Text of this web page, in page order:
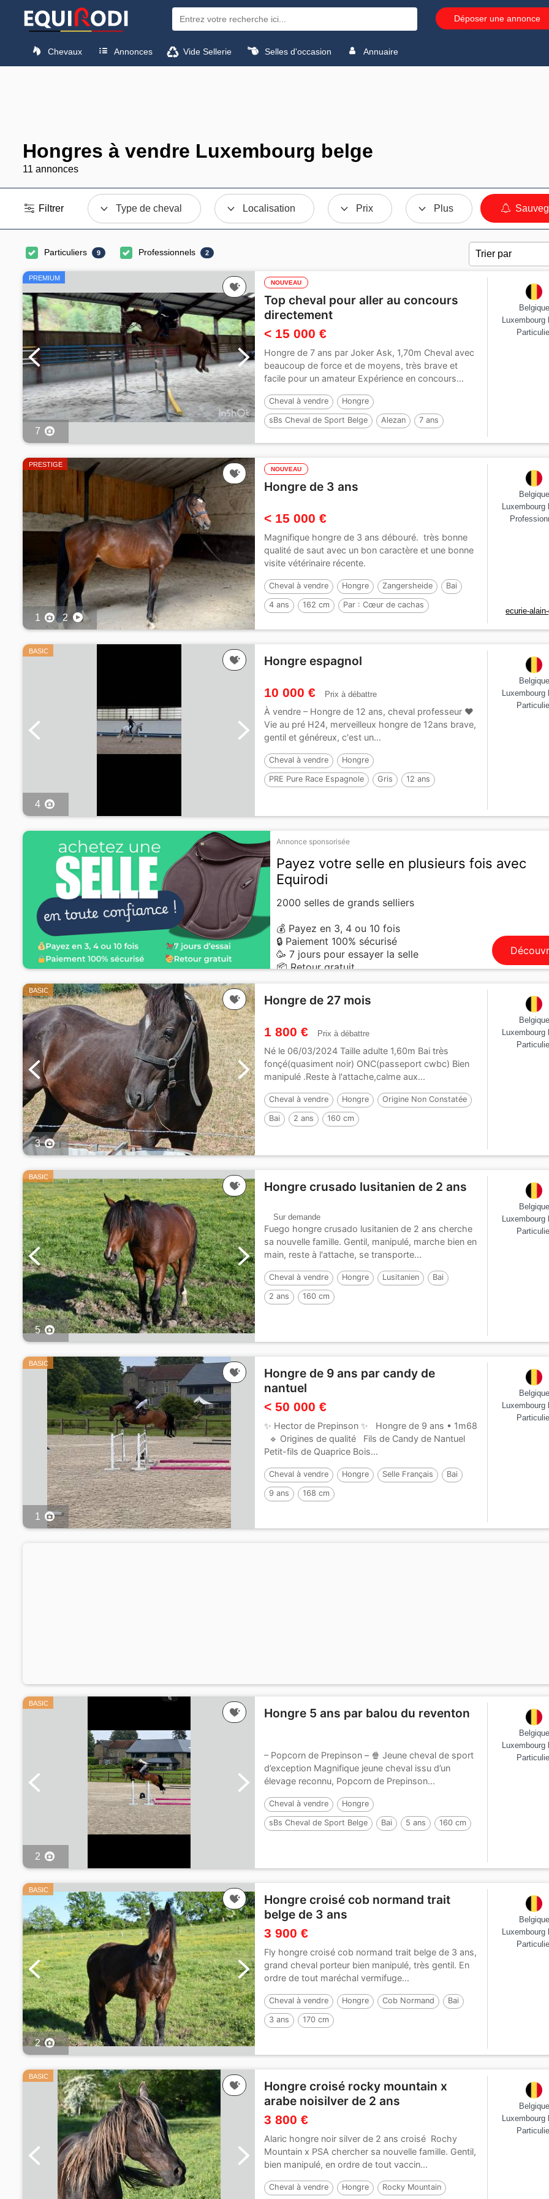
Déposer une annonce
Chevaux Annonces Vide Sellerie Selles d'occasion Annuaire
Hongres à vendre Luxembourg belge
11 annonces
Filtrer Type de cheval Localisation Prix Plus
Particuliers 9 Professionnels 2
PREMIUM
7
NOUVEAU
Top cheval pour aller au concours
directement
< 15 000 €
Hongre de 7 ans par Joker Ask, 1,70m Cheval avec
beaucoup de force et de moyens, très brave et
facile pour un amateur Expérience en concours...
Cheval à vendre Hongre
sBs Cheval de Sport Belge Alezan 7 ans
Belgique
Luxembourg
PRESTIGE
1 2
NOUVEAU
Hongre de 3 ans
< 15 000 €
Magnifique hongre de 3 ans débouré. très bonne
qualité de saut avec un bon caractère et une bonne
visite vétérinaire récente.
Cheval à vendre Hongre Zangersheide Bai
4 ans 162 cm Par :Cœur de cachas
Belgique
Luxembourg
ecurie-
BASIC
4
Hongre espagnol
10 000 € Prix à débattre
À vendre – Hongre de 12 ans, cheval professeur ❤️
Vie au pré H24, merveilleux hongre de 12ans brave,
gentil et généreux, c'est un...
Cheval à vendre Hongre
PRE Pure Race Espagnole Gris 12 ans
Belgique
Luxembourg
Annonce sponsorisée
Payez votre selle en plusieurs fois avec
Equirodi
2000 selles de grands selliers
💰 Payez en 3, 4 ou 10 fois
🔒 Paiement 100% sécurisé
🥳 7 jours pour essayer la selle
📦 Retour gratuit
BASIC
3
Hongre de 27 mois
1 800 € Prix à débattre
Né le 06/03/2024 Taille adulte 1,60m Bai très
fonçé(quasiment noir) ONC(passeport cwbc) Bien
manipulé .Reste à l'attache,calme aux...
Cheval à vendre Hongre Origine Non Constatée
Bai 2 ans 160 cm
Belgique
Luxembourg
BASIC
5
Hongre crusado lusitanien de 2 ans
Sur demande
Fuego hongre crusado lusitanien de 2 ans cherche
sa nouvelle famille. Gentil, manipulé, marche bien en
main, reste à l'attache, se transporte...
Cheval à vendre Hongre Lusitanien Bai
2 ans 160 cm
Belgique
Luxembourg
BASIC
1
Hongre de 9 ans par candy de
nantuel
< 50 000 €
✨ Hector de Prepinson ✨ Hongre de 9 ans • 1m68
🔹 Origines de qualité Fils de Candy de Nantuel
Petit-fils de Quaprice Bois...
Cheval à vendre Hongre Selle Français Bai
9 ans 168 cm
Belgique
Luxembourg
BASIC
2
Hongre 5 ans par balou du reventon
– Popcorn de Prepinson – 🍿 Jeune cheval de sport
d’exception Magnifique jeune cheval issu d’un
élevage reconnu, Popcorn de Prepinson...
Cheval à vendre Hongre
sBs Cheval de Sport Belge Bai 5 ans 160 cm
Belgique
Luxembourg
BASIC
2
Hongre croisé cob normand trait
belge de 3 ans
3 900 €
Fly hongre croisé cob normand trait belge de 3 ans,
grand cheval porteur bien manipulé, très gentil. En
ordre de tout maréchal vermifuge...
Cheval à vendre Hongre Cob Normand Bai
3 ans 170 cm
Belgique
Luxembourg
BASIC
Hongre croisé rocky mountain x
arabe noisilver de 2 ans
3 800 €
Alaric hongre noir silver de 2 ans croisé Rochy
Mountain x PSA chercher sa nouvelle famille. Gentil,
bien manipulé, en ordre de tout vaccin...
Cheval à vendre Hongre Rocky Mountain
Belgique
Luxembourg